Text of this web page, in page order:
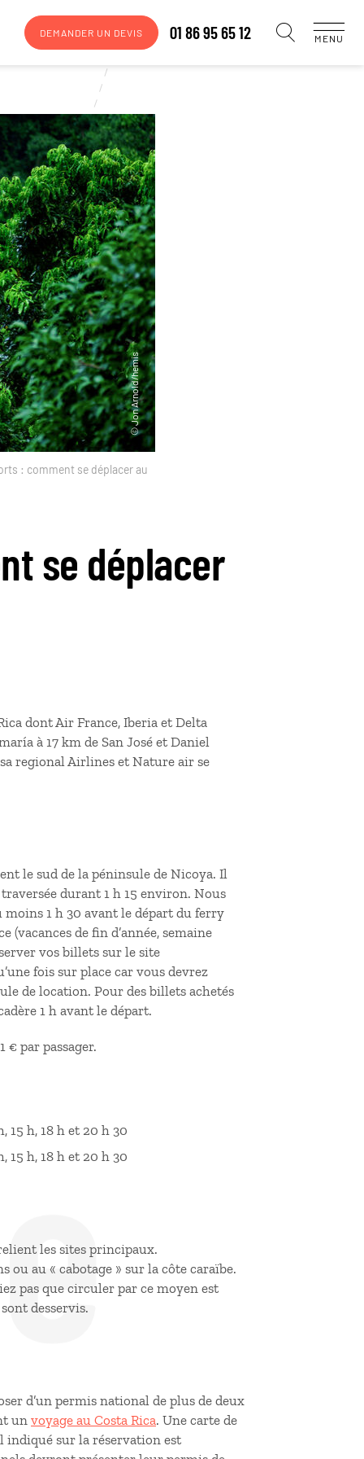
DEMANDER UN DEVIS 01 86 95 65 12 MENU
: comment se déplacer au
se déplacer
dont Air France, Iberia et Delta
à 17 km de San José et Daniel
regional Airlines et Nature air se
le sud de la péninsule de Nicoya. Il
durant 1 h 15 environ. Nous
1 h 30 avant le départ du ferry
de fin d’année, semaine
vos billets sur le site
fois sur place car vous devrez
de location. Pour des billets achetés
1 h avant le départ.
€ par passager.
15 h, 18 h et 20 h 30
15 h, 18 h et 20 h 30
les sites principaux.
au « cabotage » sur la côte caraïbe.
pas que circuler par ce moyen est
desservis.
d’un permis national de plus de deux
un voyage au Costa Rica. Une carte de
sur la réservation est